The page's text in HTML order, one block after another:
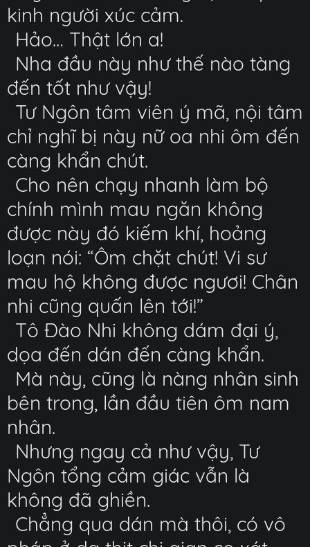
kinh người xúc cảm.
Hảo… Thật lớn a!
Nha đầu này như thế nào tàng
đến tốt như vậy!
Tư Ngôn tâm viên ý mã, nội tâm
chỉ nghĩ bị này nữ oa nhi ôm đến
càng khẩn chút.
Cho nên chạy nhanh làm bộ
chính mình mau ngăn không
được này đó kiếm khí, hoảng
loạn nói: “Ôm chặt chút! Vi sư
mau hộ không được ngươi! Chân
nhi cũng quấn lên tới!”
Tô Đào Nhi không dám đại ý,
dọa đến dán đến càng khẩn.
Mà này, cũng là nàng nhân sinh
bên trong, lần đầu tiên ôm nam
nhân.
Nhưng ngay cả như vậy, Tư
Ngôn tổng cảm giác vẫn là
không đã ghiền.
Chẳng qua dán mà thôi, có vô